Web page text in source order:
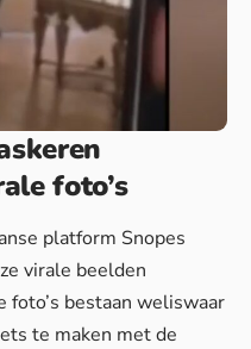
foto’s
platform Snopes
virale beelden
foto’s bestaan weliswaar
te maken met de